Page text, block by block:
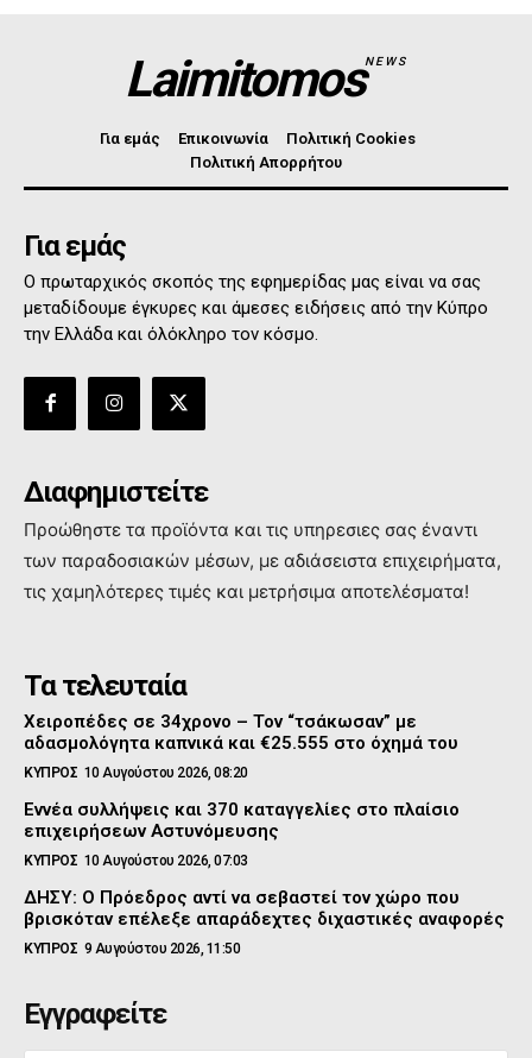
LaimitomosNEWS
Για εμάς Επικοινωνία
Πολιτική Cookies
Πολιτική Απορρήτου
Για εμάς
Ο πρωταρχικός σκοπός της εφημερίδας μας είναι να σας
μεταδίδουμε έγκυρες και άμεσες ειδήσεις από την Κύπρο
την Ελλάδα και όλόκληρο τον κόσμο.
Διαφημιστείτε
Προώθηστε τα προϊόντα και τις υπηρεσιες σας έναντι
των παραδοσιακών μέσων, με αδιάσειστα επιχειρήματα,
τις χαμηλότερες τιμές και μετρήσιμα αποτελέσματα!
Τα τελευταία
Χειροπέδες σε 34χρονο – Τον “τσάκωσαν” με
αδασμολόγητα καπνικά και €25.555 στο όχημά του
ΚΥΠΡΟΣ 10 Αυγούστου 2026, 08:20
Εννέα συλλήψεις και 370 καταγγελίες στο πλαίσιο
επιχειρήσεων Αστυνόμευσης
ΚΥΠΡΟΣ 10 Αυγούστου 2026, 07:03
ΔΗΣΥ: Ο Πρόεδρος αντί να σεβαστεί τον χώρο που
βρισκόταν επέλεξε απαράδεχτες διχαστικές αναφορές
ΚΥΠΡΟΣ 9 Αυγούστου 2026, 11:50
Εγγραφείτε